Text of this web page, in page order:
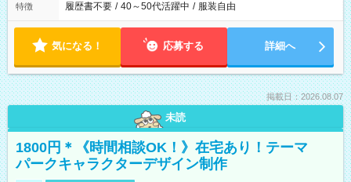
特徴 履歴書不要 / 40～50代活躍中 / 服装自由
気になる！ 応募する 詳細へ
掲載日：2026.08.07
未読
1800円＊《時間相談OK！》在宅あり！テーマ
パークキャラクターデザイン制作